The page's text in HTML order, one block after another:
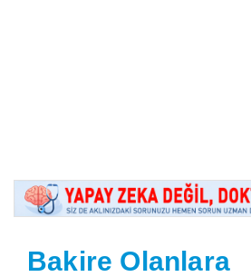
Bakire Olanlara